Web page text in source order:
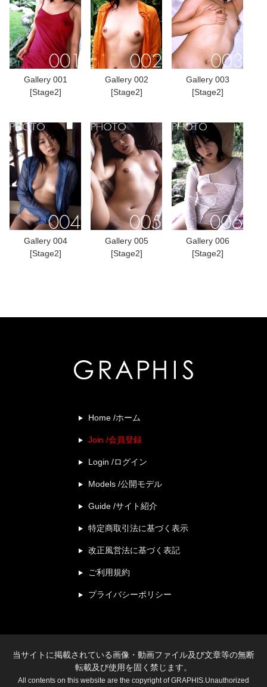
Gallery 001
[Stage2]
Gallery 002
[Stage2]
Gallery 003
[Stage2]
Gallery 004
[Stage2]
Gallery 005
[Stage2]
Gallery 006
[Stage2]
Home /ホーム
Join /会員登録
Login /ログイン
Models /公開モデル
Guide /サイト紹介
特定商取引法に基づく表示
改正風営法に基づく表記
ご利用規約
プライバシーポリシー
当サイトに掲載されている画像・動画ファイル及び文章等の無断
転載及び使用を固く禁じます。
All contents on this website are the copyright of GRAPHIS.Unauthorized